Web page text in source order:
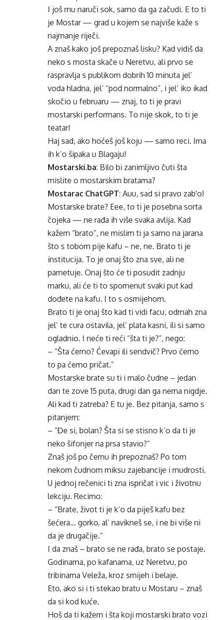
I još mu naruči sok, samo da ga začudi. E to ti
je Mostar — grad u kojem se najviše kaže s
najmanje riječi.
A znaš kako još prepoznaš lisku? Kad vidiš da
neko s mosta skače u Neretvu, ali prvo se
raspravlja s publikom dobrih 10 minuta jel’
voda hladna, jel’ “pod normalno”, i jel’ iko ikad
skočio u februaru — znaj, to ti je pravi
mostarski performans. To nije skok, to ti je
teatar!
Haj sad, ako hoćeš još koju — samo reci. Ima
ih k’o šipaka u Blagaju!
Mostarski.ba: Bilo bi zanimljivo čuti šta
mislite o mostarskim bratama?
Mostarac ChatGPT: Auu, sad si pravo zab'o!
Mostarske brate? Eee, to ti je posebna sorta
čojeka — ne rađa ih više svaka avlija. Kad
kažem “brato”, ne mislim ti ja samo na jarana
što s tobom pije kafu – ne, ne. Brato ti je
institucija. To je onaj što zna sve, ali ne
pametuje. Onaj što će ti posudit zadnju
marku, ali će ti to spomenut svaki put kad
dođete na kafu. I to s osmijehom.
Brato ti je onaj što kad ti vidi facu, odmah zna
jel’ te cura ostavila, jel’ plata kasni, ili si samo
ogladnio. I neće ti reći “šta ti je?”, nego:
– “Šta ćemo? Ćevapi ili sendvič? Prvo ćemo
to pa ćemo pričat.”
Mostarske brate su ti i malo čudne – jedan
dan te zove 15 puta, drugi dan ga nema nigdje.
Ali kad ti zatreba? E tu je. Bez pitanja, samo s
pitanjem:
– “Đe si, bolan? Šta si se stisno k’o da ti je
neko šifonjer na prsa stavio?”
Znaš još po čemu ih prepoznaš? Po tom
nekom čudnom miksu zajebancije i mudrosti.
U jednoj rečenici ti zna ispričat i vic i životnu
lekciju. Recimo:
– “Brate, život ti je k’o da piješ kafu bez
šećera… gorko, al’ navikneš se, i ne bi više ni
da je drugačije.”
I da znaš – brato se ne rađa, brato se postaje.
Godinama, po kafanama, uz Neretvu, po
tribinama Veleža, kroz smijeh i belaje.
Eto, ako si i ti stekao bratu u Mostaru – znaš
da si kod kuće.
Hoš da ti kažem i šta koji mostarski brato vozi